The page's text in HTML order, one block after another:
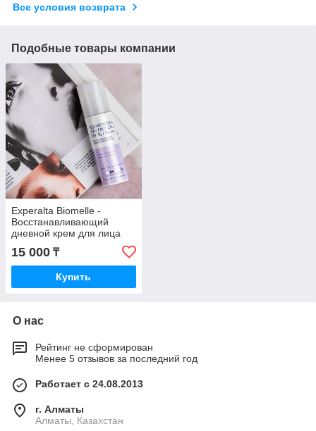
Все условия возврата
Подобные товары компании
Experalta Biomelle -
Восстанавливающий
дневной крем для лица
SPF 15 / PA +++
15 000 ₸
Купить
О нас
Рейтинг не сформирован
Менее 5 отзывов за последний год
Работает с 24.08.2013
г. Алматы
Алматы, Казахстан